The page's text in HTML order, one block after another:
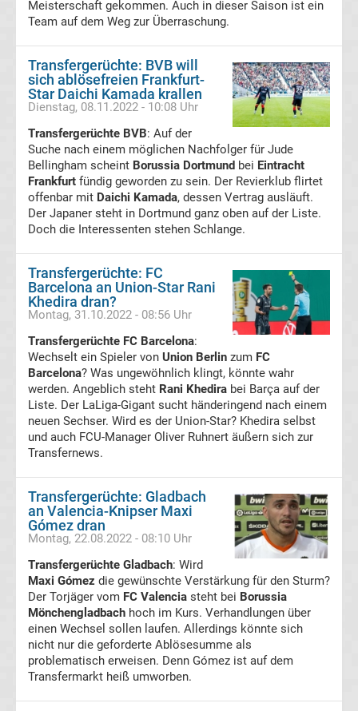
Erg.
Frauen
Bundesliga
Tabelle
Ligue
1
Ligue
1
Tabelle
Süper
Lig
Ergebnisse
Süper
Lig
Tabelle
Serie
Meisterschaft gekommen. Auch in dieser Saison ist ein
Team auf dem Weg zur Überraschung.
Transfergerüchte: BVB will
sich ablösefreien Frankfurt-
Star Daichi Kamada krallen
Dienstag, 08.11.2022 - 10:08 Uhr
Transfergerüchte BVB: Auf der
Suche nach einem möglichen Nachfolger für Jude
Bellingham scheint Borussia Dortmund bei Eintracht
Frankfurt fündig geworden zu sein. Der Revierklub flirtet
offenbar mit Daichi Kamada, dessen Vertrag ausläuft.
Der Japaner steht in Dortmund ganz oben auf der Liste.
Doch die Interessenten stehen Schlange.
Transfergerüchte: FC
Barcelona an Union-Star Rani
Khedira dran?
Montag, 31.10.2022 - 08:56 Uhr
Transfergerüchte FC Barcelona:
Wechselt ein Spieler von Union Berlin zum FC
Barcelona? Was ungewöhnlich klingt, könnte wahr
werden. Angeblich steht Rani Khedira bei Barça auf der
Liste. Der LaLiga-Gigant sucht händeringend nach einem
neuen Sechser. Wird es der Union-Star? Khedira selbst
und auch FCU-Manager Oliver Ruhnert äußern sich zur
Transfernews.
Transfergerüchte: Gladbach
an Valencia-Knipser Maxi
Gómez dran
Montag, 22.08.2022 - 08:10 Uhr
Transfergerüchte Gladbach: Wird
Maxi Gómez die gewünschte Verstärkung für den Sturm?
Der Torjäger vom FC Valencia steht bei Borussia
Mönchengladbach hoch im Kurs. Verhandlungen über
einen Wechsel sollen laufen. Allerdings könnte sich
nicht nur die geforderte Ablösesumme als
problematisch erweisen. Denn Gómez ist auf dem
Transfermarkt heiß umworben.